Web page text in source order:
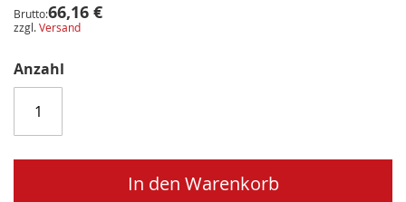
Brutto:66,16 €
zzgl.Versand
Anzahl
In den Warenkorb